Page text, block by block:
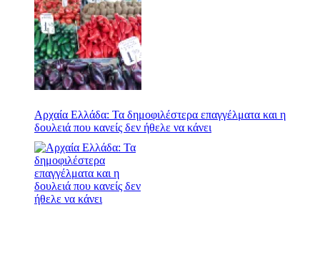
Αρχαία Ελλάδα: Τα δημοφιλέστερα επαγγέλματα και η
δουλειά που κανείς δεν ήθελε να κάνει